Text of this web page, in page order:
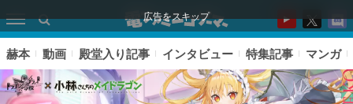
広告をスキップ
赫本 動画 殿堂入り記事 インタビュー 特集記事 マンガ